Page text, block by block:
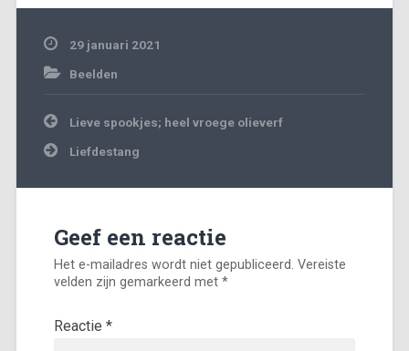
29 januari 2021
Beelden
Bericht
navigatie
Lieve spookjes; heel vroege olieverf
Liefdestang
Geef een reactie
Het e-mailadres wordt niet gepubliceerd. Vereiste
velden zijn gemarkeerd met*
Reactie*